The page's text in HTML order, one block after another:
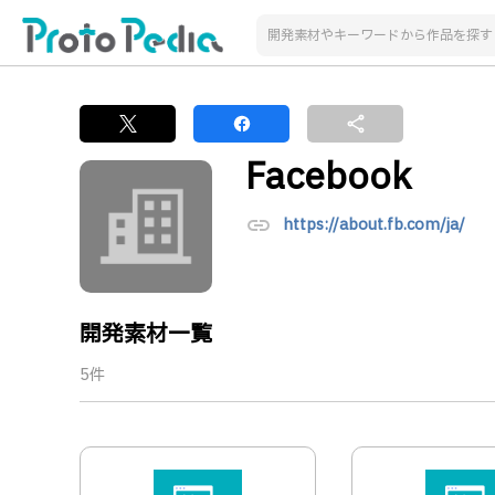
share
Facebook
link https://about.fb.com/ja/
開発素材一覧
5件